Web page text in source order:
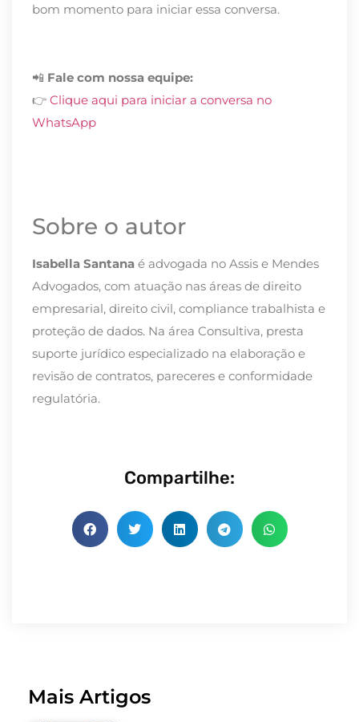
bom momento para iniciar essa conversa.
📲 Fale com nossa equipe:
👉 Clique aqui para iniciar a conversa no
WhatsApp
Sobre o autor
Isabella Santana é advogada no Assis e Mendes
Advogados, com atuação nas áreas de direito
empresarial, direito civil, compliance trabalhista e
proteção de dados. Na área Consultiva, presta
suporte jurídico especializado na elaboração e
revisão de contratos, pareceres e conformidade
regulatória.
Compartilhe:
Mais Artigos